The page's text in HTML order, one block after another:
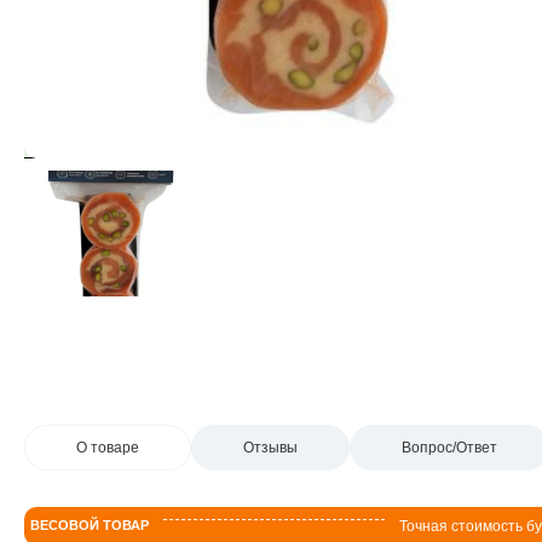
О товаре Отзывы Вопрос/Ответ
ВЕСОВОЙ ТОВАР Точная стоимость